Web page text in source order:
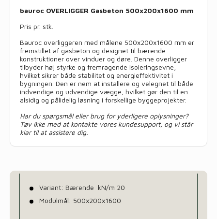
bauroc OVERLIGGER Gasbeton 500x200x1600 mm
Pris pr. stk.
Bauroc overliggeren med målene 500x200x1600 mm er
fremstillet af gasbeton og designet til bærende
konstruktioner over vinduer og døre. Denne overligger
tilbyder høj styrke og fremragende isoleringsevne,
hvilket sikrer både stabilitet og energieffektivitet i
bygningen. Den er nem at installere og velegnet til både
indvendige og udvendige vægge, hvilket gør den til en
alsidig og pålidelig løsning i forskellige byggeprojekter.
Har du spørgsmål eller brug for yderligere oplysninger?
Tøv ikke med at kontakte vores kundesupport, og vi står
klar til at assistere dig.
Variant: Bærende kN/m 20
Modulmål: 500x200x1600